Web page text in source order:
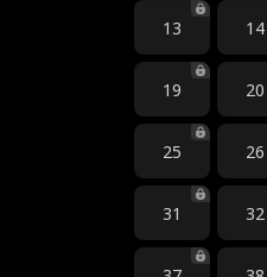
13 14
19 20
25 26
31 32